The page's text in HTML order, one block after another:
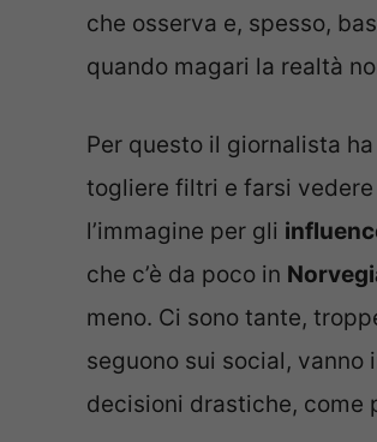
che osserva e, spesso,
quando magari la realtà
Per questo il giornalista
togliere filtri e farsi vedere
l’immagine per gli
che c’è da poco in
meno. Ci sono tante,
seguono sui social, vanno
decisioni drastiche, come